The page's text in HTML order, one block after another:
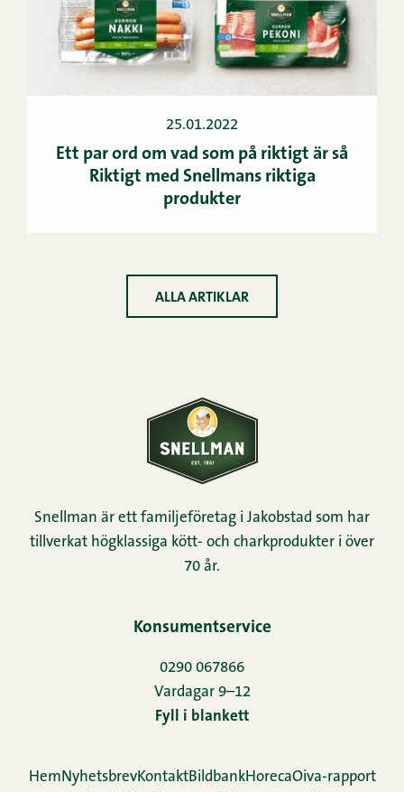
25.01.2022
Ett par ord om vad som på riktigt är så
Riktigt med Snellmans riktiga
produkter
ALLA ARTIKLAR
Snellman är ett familjeföretag i Jakobstad som har
tillverkat högklassiga kött- och charkprodukter i över
70 år.
Konsumentservice
0290 067866
Vardagar 9–12
Fyll i blankett
HemNyhetsbrevKontaktBildbankHorecaOiva-rapport